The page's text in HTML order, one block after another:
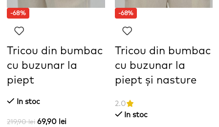
-68%
Tricou din bumbac
cu buzunar la
piept
In stoc
219,90lei 69,90 lei
-68%
Tricou din bumbac
cu buzunar la
piept și nasture
2.0
In stoc